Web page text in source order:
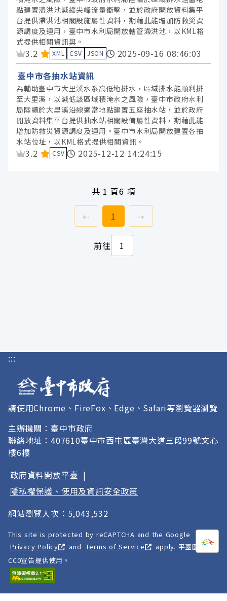
點建置滯洪池減緩尖峰流量衝擊，並於政府開放資料集平
台提供滯洪池相關設施屬性資料，期藉此能增加防救災資
源調度及運用，臺中市水利局開放轄管滯洪池，以KML格
式提供相關資訊與。
資料集評分：
3.2 XML CSV JSON
2025-09-16 08:46:03
臺中市各抽水站資訊
為輔助臺中市大里溪水系高低地排水，區域排水能順利排
至大里溪，以減低該區域積淹水之風險，臺中市政府水利
局陸續於大里溪沿線適當地點建置五座抽水站，並於政府
開放資料集平台提供抽水站相關設備屬性資料，期藉此能
增加防救災資源調度及運用。臺中市水利局開放建置各抽
水站位址，以KML格式提供相關資訊。
資料集評分：
3.2 CSV 2025-12-12 14:24:15
共 1 頁6 項
⇠ 上一頁前往
1 ⇢下一頁
前往
打開
:::
請使用Chrome、FireFox、Edge、Safari等瀏覽器瀏覽
主辦機關：臺中市政府
聯絡地址：407610臺中市西屯區臺灣大道三段99號文心
樓6樓
政府資料開放平臺 |
隱私權保護、使用及資訊安全政策
網站瀏覽人次：5,043,532
This site is protected by reCAPTCHA and the Google
Privacy Policy
and Terms of Service
apply. 平臺圖像以
CC0宣告提供使用。